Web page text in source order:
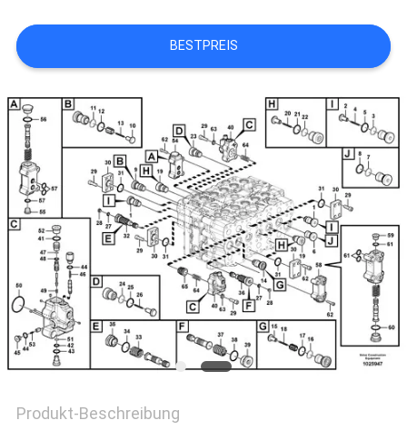
DATENSCHUTZ-BESTPREIS
Produkt-Beschreibung